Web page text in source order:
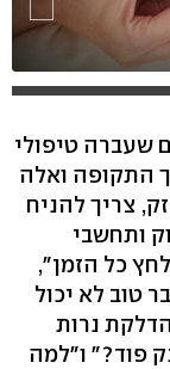
שעברה טיפולי
התקופה ואלה
צריך להניח
ותחשבי
כל הזמן",
טוב לא יכול
נרות
פוד?" ו"למה